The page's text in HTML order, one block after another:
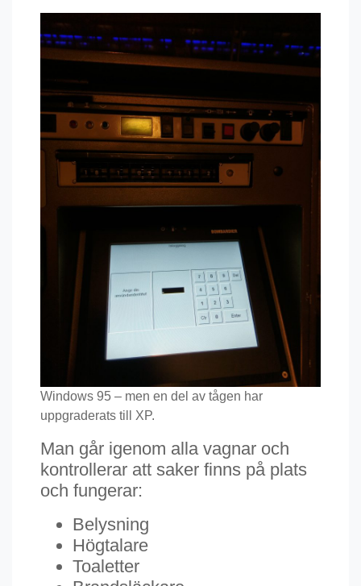
Windows 95 – men en del av tågen har
uppgraderats till XP.
Man går igenom alla vagnar och
kontrollerar att saker finns på plats
och fungerar:
Belysning
Högtalare
Toaletter